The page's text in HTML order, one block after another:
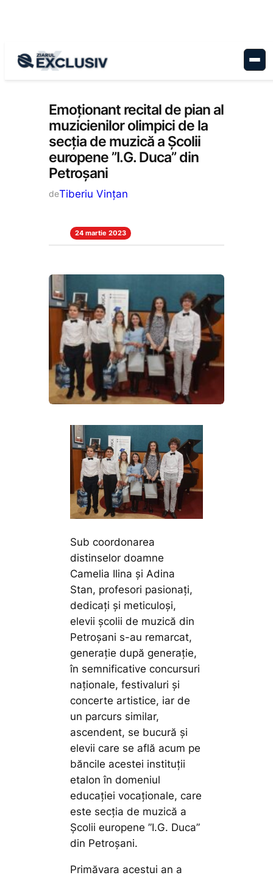
Cultură, Educație
Emoționant recital de pian al
muzicienilor olimpici de la
secția de muzică a Școlii
europene ”I.G. Duca” din
Petroșani
deTiberiu Vințan
24 martie 2023
Sub coordonarea
distinselor doamne
Camelia Ilina și Adina
Stan, profesori pasionați,
dedicați și meticuloși,
elevii școlii de muzică din
Petroșani s-au remarcat,
generație după generație,
în semnificative concursuri
naționale, festivaluri și
concerte artistice, iar de
un parcurs similar,
ascendent, se bucură și
elevii care se află acum pe
băncile acestei instituții
etalon în domeniul
educației vocaționale, care
este secția de muzică a
Școlii europene ”I.G. Duca”
din Petroșani.
Primăvara acestui an a